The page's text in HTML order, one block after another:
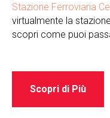
Stazione Ferroviaria
virtualmente la
scopri come puoi
Scopri di Più